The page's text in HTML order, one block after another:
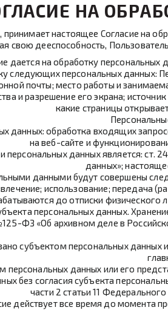
НА
принимает настоящее Согласие на
свою дееспособность,
дается на обработку персональных
следующих персональных
почты; место работы и
и разрешение его экрана;
какие страницы
данных: обработка входящих
на веб-сайте и
персональных данных является:
данных»;
данными будут совершены
использование; передача
до отписки
персональных данных.
ФЗ «Об архивном деле в
субъектом персональных данных
персональных данных или его
без согласия субъекта
части 2 статьи 11
действует все время до момента